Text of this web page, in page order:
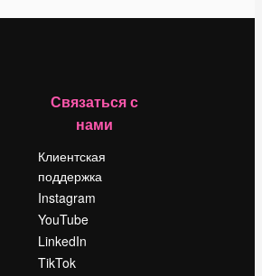
Связаться с
нами
Клиентская
поддержка
Instagram
YouTube
LinkedIn
TikTok